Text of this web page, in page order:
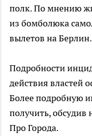
полк. По мнению
из бомболюка
вылетов на Берлин.
Подробности
действия властей
Более подробную
получить, обсудив
Про Города.